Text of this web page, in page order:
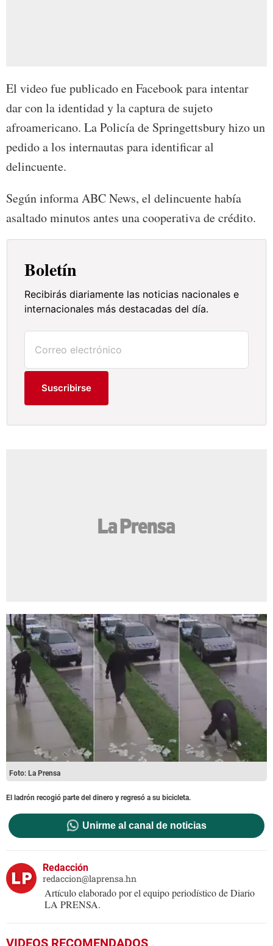
El video fue publicado en Facebook para intentar
dar con la identidad y la captura de sujeto
afroamericano. La Policía de Springettsbury hizo un
pedido a los internautas para identificar al
delincuente.
Según informa ABC News, el delincuente había
asaltado minutos antes una cooperativa de crédito.
Boletín
Recibirás diariamente las noticias nacionales e
internacionales más destacadas del día.
Suscribirse
Foto: La Prensa
El ladrón recogió parte del dinero y regresó a su bicicleta.
Unirme al canal de noticias
Redacción
redaccion@laprensa.hn
Artículo elaborado por el equipo periodístico de Diario
LA PRENSA.